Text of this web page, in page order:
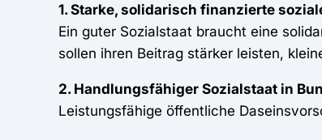
1. Starke, solidarisch finanzierte
Ein guter Sozialstaat braucht eine
sollen ihren Beitrag stärker leisten,
2. Handlungsfähiger Sozialstaat in
Leistungsfähige öffentliche